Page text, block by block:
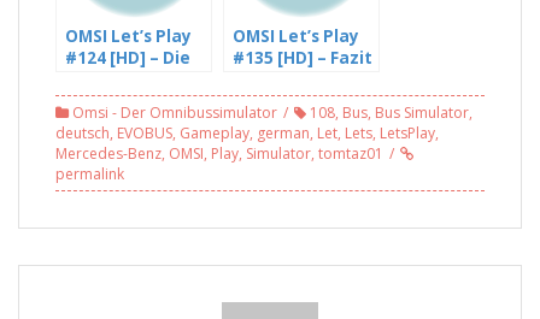
OMSI Let’s Play
#124 [HD] – Die
immer noch da,
Römerberg 3.0 –
mit Freddy LP
(2/6)
OMSI Let’s Play
#135 [HD] – Fazit
+ Outtakes – mit
Freddy LP (4/4)
Omsi - Der Omnibussimulator 108, Bus, Bus Simulator,
deutsch, EVOBUS, Gameplay, german, Let, Lets, LetsPlay,
Mercedes-Benz, OMSI, Play, Simulator, tomtaz01
permalink